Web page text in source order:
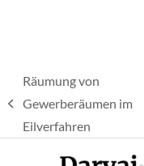
vorheriger
Beitrag:
Räumung von
Gewerberäumen im
Eilverfahren